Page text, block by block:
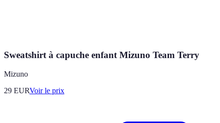
Sweatshirt à capuche enfant Mizuno Team Terry
Mizuno
29 EURVoir le prix